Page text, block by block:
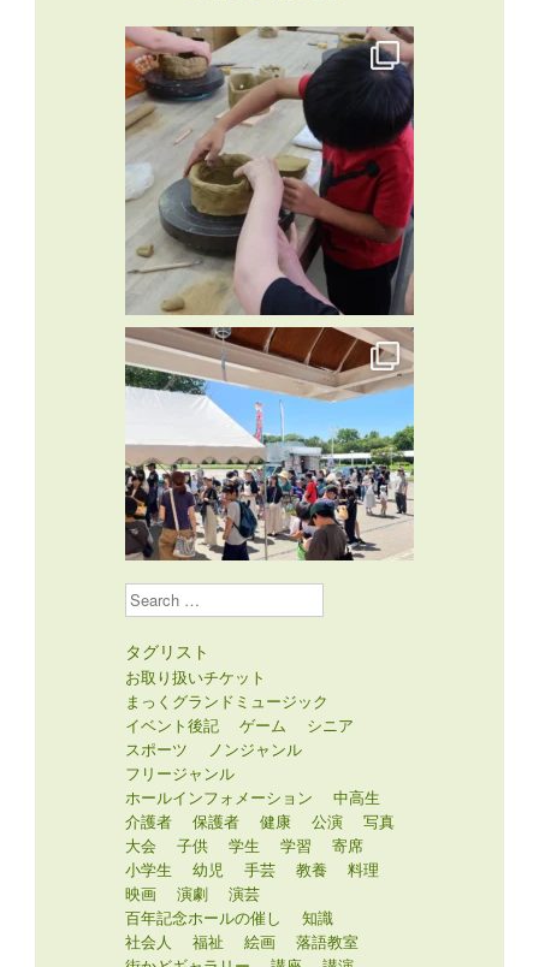
Search
タグリスト
お取り扱いチケット
まっくグランドミュージック
イベント後記
ゲーム
シニア
スポーツ
ノンジャンル
フリージャンル
ホールインフォメーション
中高生
介護者
保護者 健康 公演
写真
大会
子供 学生 学習
寄席
小学生
幼児 手芸 教養
料理
映画
演劇
演芸
百年記念ホールの催し
知識
社会人
福祉 絵画
落語教室